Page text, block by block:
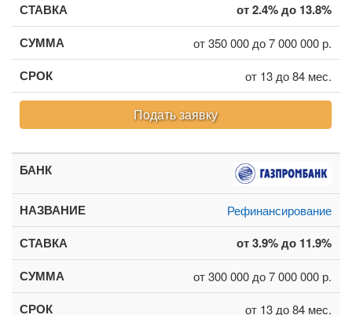
от 2.4% до 13.8%
от 350 000 до 7 000 000 р.
от 13 до 84 мес.
Подать заявку
Рефинансирование
от 3.9% до 11.9%
от 300 000 до 7 000 000 р.
от 13 до 84 мес.